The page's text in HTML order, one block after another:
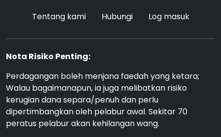
Tentang kami Hubungi Log masuk
Nota Risiko Penting:
Perdagangan boleh menjana faedah yang ketara;
Walau bagaimanapun, ia juga melibatkan risiko
kerugian dana separa/penuh dan perlu
dipertimbangkan oleh pelabur awal. Sekitar 70
peratus pelabur akan kehilangan wang.